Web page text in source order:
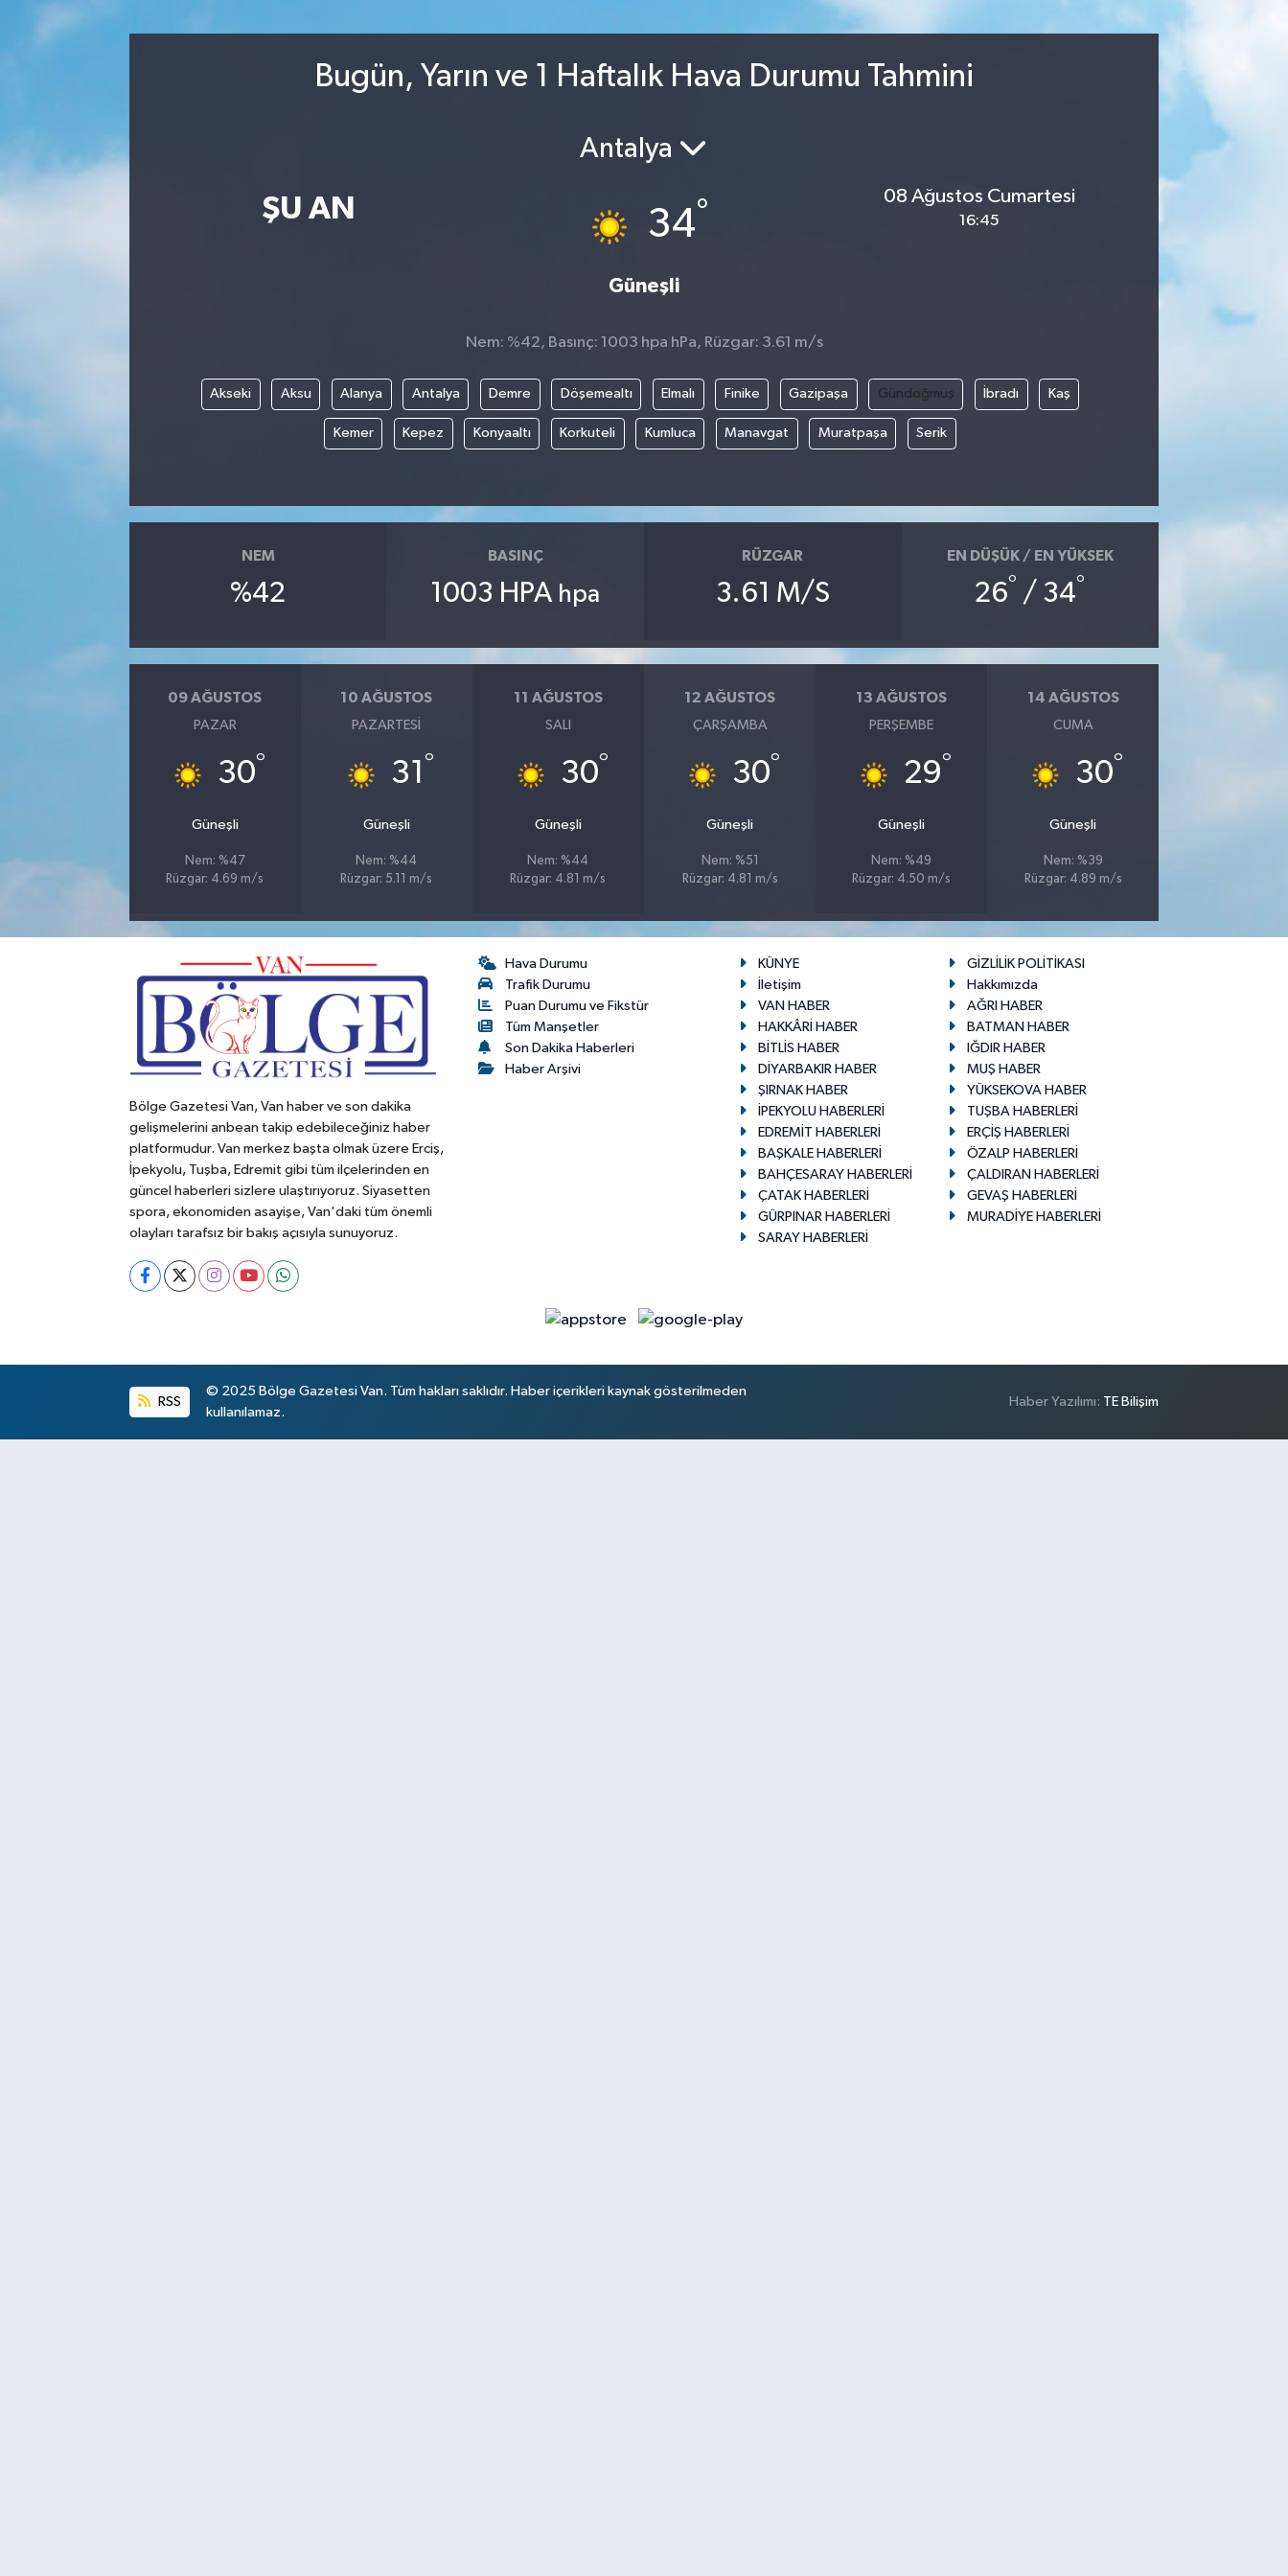
Bugün, Yarın ve 1 Haftalık Hava Durumu Tahmini
ŞU AN
Antalya
34°
Güneşli
08 Ağustos Cumartesi
16:45
Nem: %42, Basınç: 1003 hpa hPa, Rüzgar: 3.61 m/s
Akseki Aksu Alanya Antalya Demre Döşemealtı Elmalı Finike Gazipaşa Gündoğmuş İbradı Kaş
Kemer Kepez Konyaaltı Korkuteli Kumluca Manavgat Muratpaşa Serik
NEM
%42
BASINÇ
1003 HPA hpa
RÜZGAR
3.61 M/S
EN DÜŞÜK / EN YÜKSEK
26° / 34°
09 AĞUSTOS
PAZAR
30°
Güneşli
Nem: %47
Rüzgar: 4.69 m/s
10 AĞUSTOS
PAZARTESI
31 °
Güneşli
Nem: %44
Rüzgar: 5.11 m/s
11 AĞUSTOS
SALI
30°
Güneşli
Nem: %44
Rüzgar: 4.81 m/s
12 AĞUSTOS
ÇARŞAMBA
30°
Güneşli
Nem: %51
Rüzgar: 4.81 m/s
13 AĞUSTOS
PERŞEMBE
29°
Güneşli
Nem: %49
Rüzgar: 4.50 m/s
14 AĞUSTOS
CUMA
30°
Güneşli
Nem: %39
Rüzgar: 4.89 m/s
Bölge Gazetesi Van, Van haber ve son dakika
gelişmelerini anbean takip edebileceğiniz haber
platformudur. Van merkez başta olmak üzere Erciş,
İpekyolu, Tuşba, Edremit gibi tüm ilçelerinden en
güncel haberleri sizlere ulaştırıyoruz. Siyasetten
spora, ekonomiden asayişe, Van'daki tüm önemli
olayları tarafsız bir bakış açısıyla sunuyoruz.
Hava Durumu
Trafik Durumu
Puan Durumu ve Fikstür
Tüm Manşetler
Son Dakika Haberleri
Haber Arşivi
KÜNYE
GİZLİLİK POLİTİKASI
İletişim
Hakkımızda
VAN HABER
AĞRI HABER
HAKKÂRİ HABER
BATMAN HABER
BİTLİS HABER
IĞDIR HABER
DİYARBAKIR HABER
MUŞ HABER
ŞIRNAK HABER
YÜKSEKOVA HABER
İPEKYOLU HABERLERİ
TUŞBA HABERLERİ
EDREMİT HABERLERİ
ERÇİŞ HABERLERİ
BAŞKALE HABERLERİ
ÖZALP HABERLERİ
BAHÇESARAY HABERLERİ
ÇALDIRAN HABERLERİ
ÇATAK HABERLERİ
GEVAŞ HABERLERİ
GÜRPINAR HABERLERİ
MURADİYE HABERLERİ
SARAY HABERLERİ
RSS
© 2025 Bölge Gazetesi Van. Tüm hakları saklıdır. Haber içerikleri kaynak gösterilmeden
kullanılamaz.
Haber Yazılımı: TE Bilişim
RESMİ İLANLAR